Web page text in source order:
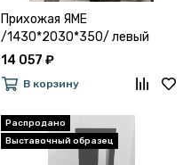
Прихожая ЯМЕ
/1430*2030*350/ левый
сосна винтерберг / цемент
14 057 ₽
В корзину